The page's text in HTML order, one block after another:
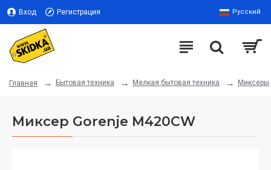
Вход Регистрация Русский
Главная Бытовая техника Мелкая бытовая техника Миксеры
Миксер Gorenje M420CW